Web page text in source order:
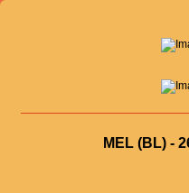
MEL (BL) -